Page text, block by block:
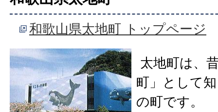
3年4月1日現在)
和歌山県太地町 トップページ
太地町は、
町」として
の町です。